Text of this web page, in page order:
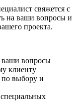
свяжется с
на ваши вопросы и
проекта.
ваши вопросы
клиенту
выбору и